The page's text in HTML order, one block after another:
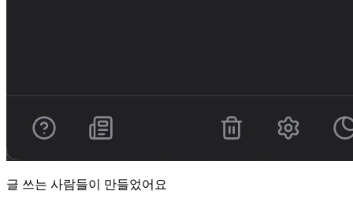
글 쓰는 사람들이 만들었어요